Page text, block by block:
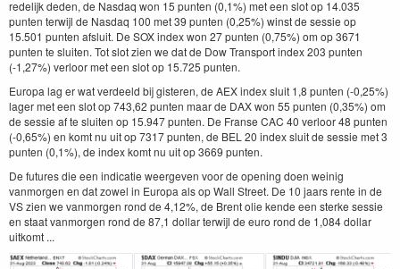
redelijk deden, de Nasdaq won 15 punten (0,1%) met een slot op 14.035
punten terwijl de Nasdaq 100 met 39 punten (0,25%) winst de sessie op
15.501 punten afsluit. De SOX index won 27 punten (0,75%) om op 3671
punten te sluiten. Tot slot zien we dat de Dow Transport index 203 punten
(-1,27%) verloor met een slot op 15.725 punten.
Europa lag er wat verdeeld bij gisteren, de AEX index sluit 1,8 punten (-0,25%)
lager met een slot op 743,62 punten maar de DAX won 55 punten (0,35%) om
de sessie af te sluiten op 15.947 punten. De Franse CAC 40 verloor 48 punten
(-0,65%) en komt nu uit op 7317 punten, de BEL 20 index sluit de sessie met 3
punten (0,1%), de index komt nu uit op 3669 punten.
De futures die een indicatie weergeven voor de opening doen weinig
vanmorgen en dat zowel in Europa als op Wall Street. De 10 jaars rente in de
VS zien we vanmorgen rond de 4,12%, de Brent olie kende een sterke sessie
en staat vanmorgen rond de 87,1 dollar terwijl de euro rond de 1,084 dollar
uitkomt ...